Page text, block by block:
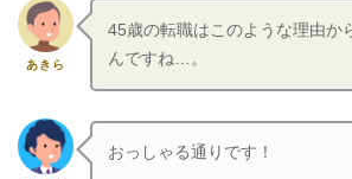
あきら
45歳の転職はこのような理由か
んですね…。
おっしゃる通りです！